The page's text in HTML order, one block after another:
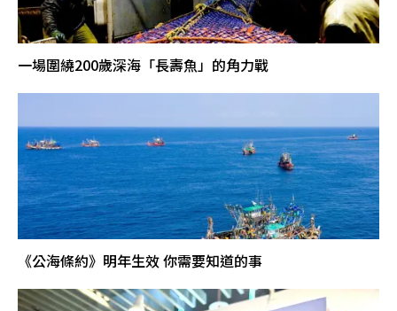
一場圍繞200歲深海「長壽魚」的角力戰
《公海條約》明年生效 你需要知道的事